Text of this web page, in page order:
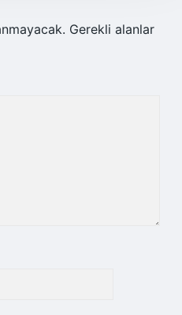
Gerekli alanlar